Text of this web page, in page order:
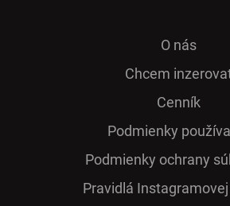
O nás
Chcem
Cenník
Podmienky
Podmienky ochrany
Pra­vidlá